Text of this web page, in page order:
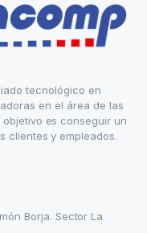
tecnológico en
en el área de las
es conseguir un
clientes y empleados.
Borja. Sector La